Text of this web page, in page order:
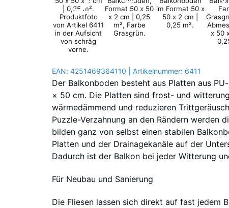
EAN: 4251469364110 | Artikelnummer: 6411
Der Balkonboden besteht aus Platten aus
× 50 cm. Die Platten sind frost- und
wärmedämmend und reduzieren
Puzzle-Verzahnung an den Rändern werden
bilden ganz von selbst einen stabilen
Platten und der Drainagekanäle auf der
Dadurch ist der Balkon bei jeder Witterung
Für Neubau und Sanierung
Die Fliesen lassen sich direkt auf fast jedem